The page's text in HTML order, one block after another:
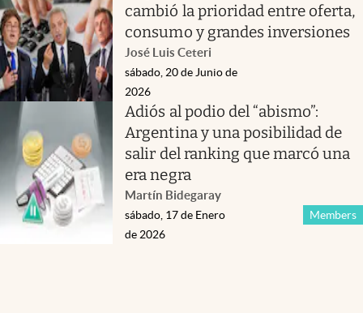
cambió la prioridad entre oferta,
consumo y grandes inversiones
José Luis Ceteri
sábado, 20 de Junio de
2026
Adiós al podio del “abismo”:
Argentina y una posibilidad de
salir del ranking que marcó una
era negra
Martín Bidegaray
Members
sábado, 17 de Enero
de 2026